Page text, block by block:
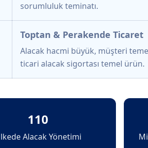
sorumluluk teminatı.
Toptan & Perakende Ticaret
Alacak hacmi büyük, müşteri
ticari alacak sigortası temel ürün.
110
Alacak Yönetimi